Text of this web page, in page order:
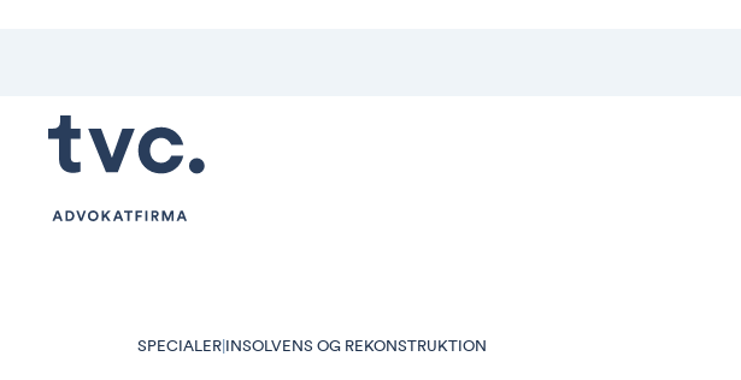
SPECIALER|INSOLVENS OG REKONSTRUKTION